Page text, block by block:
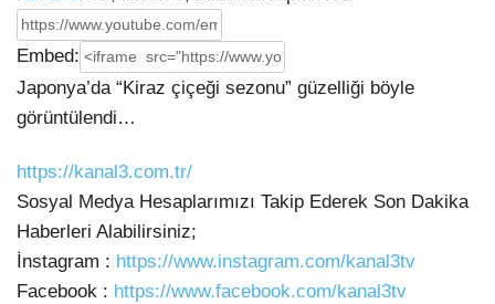
Embed:
Japonya’da “Kiraz çiçeği sezonu” güzelliği böyle
görüntülendi…
https://kanal3.com.tr/
Sosyal Medya Hesaplarımızı Takip Ederek Son Dakika
Haberleri Alabilirsiniz;
İnstagram : https://www.instagram.com/kanal3tv
Facebook : https://www.facebook.com/kanal3tv